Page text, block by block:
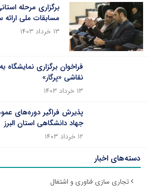
برگزاری مرحله‌
مسابقات ملی ارائه
۱۳ خرداد ۱۴۰۳
فراخوان برگزاری نمایشگاه
نقاشی «پرگار»
۱۳ خرداد ۱۴۰۳
پذیرش فراگیر دوره‌های
جهاد دانشگاهی استان البرز
۱۲ خرداد ۱۴۰۳
دسته‌های اخبار
تجاری سازی فناوری و اشتغال